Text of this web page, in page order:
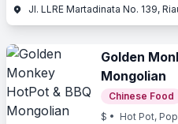
Jl. LLRE Martadinata No. 139,
Golden
Mongolian
Chinese Food
$ • Hot Pot,